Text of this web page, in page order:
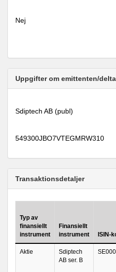
Nej
Uppgifter om emittenten/
Sdiptech AB (publ)
549300JBO7VTEGMRW310
Transaktionsdetaljer
Typ av
finansiellt
instrument
Finansiellt
instrument
ISIN-
Aktie
Sdiptech
AB ser. B